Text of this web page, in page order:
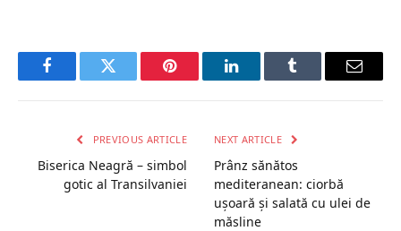
FacebookTwitter Pinterest LinkedInTumblr Email
PREVIOUS ARTICLE
Biserica Neagră – simbol
gotic al Transilvaniei
NEXT ARTICLE
Prânz sănătos
mediteranean: ciorbă
ușoară și salată cu ulei de
măsline